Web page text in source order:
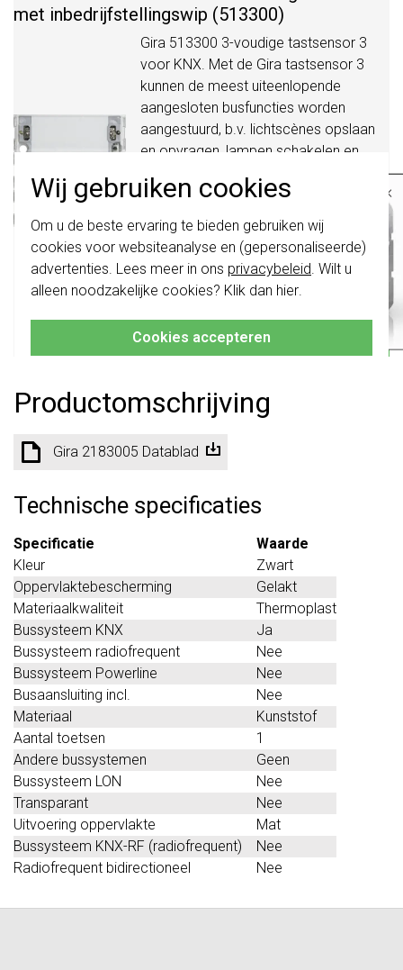
Wij gebruiken cookies
Om u de beste ervaring te bieden gebruiken wij
cookies voor websiteanalyse en (gepersonaliseerde)
advertenties. Lees meer in ons privacybeleid . Wilt u
alleen noodzakelijke cookies? Klik dan hier
Cookies accepteren
met inbedrijfstellingswip (513300)
Gira 513300 3-voudige tastsensor 3
voor KNX. Met de Gira tastsensor 3
kunnen de meest uiteenlopende
aangesloten busfuncties worden
aangestuurd, b.v. lichtscènes opslaan
en opvragen, lampen schakelen en
bedienen.Meer informatie »
Verwachte levertijd:
voor 21u besteld, morgen in
huis*
Huidige voorraad:
168,95 +
-
Productomschrijving
Gira 2183005 Datablad
Technische specificaties
Specificatie
Waarde
Kleur
Zwart
Oppervlaktebescherming
Gelakt
Materiaalkwaliteit
Thermoplast
Bussysteem KNX
Ja
Bussysteem radiofrequent
Nee
Bussysteem Powerline
Nee
Busaansluiting incl.
Nee
Materiaal
Kunststof
Aantal toetsen
1
Andere bussystemen
Geen
Bussysteem LON
Nee
Transparant
Nee
Uitvoering oppervlakte
Mat
Bussysteem KNX-RF (radiofrequent)
Nee
Radiofrequent bidirectioneel
Nee
×
schakelwippen zijn vernieuwd. Ze zijn
niette combineren met de schakelaars
van vóór augustus 2024.
Klik hiervoor meer informatie, zodat je